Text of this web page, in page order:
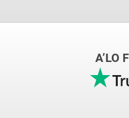
A’LO